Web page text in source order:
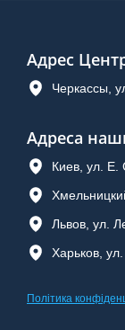
Адрес
Черкассы,
Адреса
Киев, ул. Е.
Львов, ул.
Харьков,
Політика